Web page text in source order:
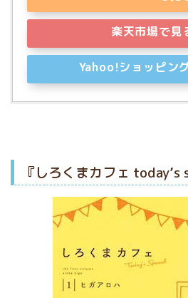
楽天市場で見
Yahoo!ショッピン
『しろくまカフェ today’s